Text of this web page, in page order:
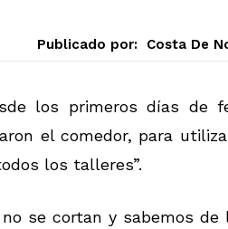
Publicado por: Costa De
los primeros días de
el comedor, para
los talleres”.
se cortan y sabemos